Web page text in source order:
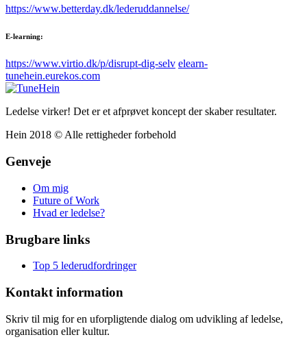
https://www.betterday.dk/lederuddannelse/
E-learning:
https://www.virtio.dk/p/disrupt-dig-selv elearn-
tunehein.eurekos.com
Ledelse virker! Det er et afprøvet koncept der skaber resultater.
Hein 2018 © Alle rettigheder forbehold
Genveje
Om mig
Future of Work
Hvad er ledelse?
Brugbare links
Top 5 lederudfordringer
Kontakt information
Skriv til mig for en uforpligtende dialog om udvikling af ledelse,
organisation eller kultur.